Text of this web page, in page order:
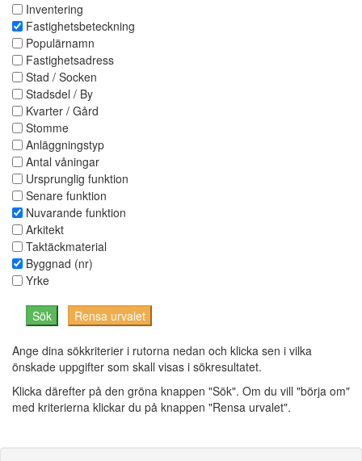
Inventering
Fastighetsbeteckning
Populärnamn
Fastighetsadress
Stad / Socken
Stadsdel / By
Kvarter / Gård
Stomme
Anläggningstyp
Antal våningar
Ursprunglig funktion
Senare funktion
Nuvarande funktion
Arkitekt
Taktäckmaterial
Byggnad (nr)
Yrke
Ange dina sökkriterier i rutorna nedan och klicka sen i vilka
önskade uppgifter som skall visas i sökresultatet.
Klicka därefter på den gröna knappen "Sök". Om du vill "börja om"
med kriterierna klickar du på knappen "Rensa urvalet".